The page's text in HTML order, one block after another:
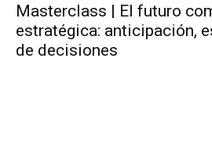
Masterclass | El futuro
estratégica: anticipación,
de decisiones